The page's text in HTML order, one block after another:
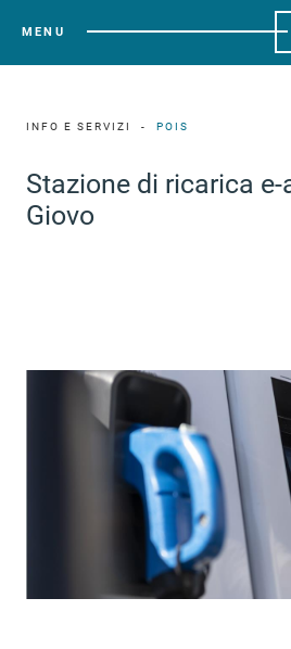
MENU
INFO E SERVIZI POIS
Stazione di ricarica
Giovo